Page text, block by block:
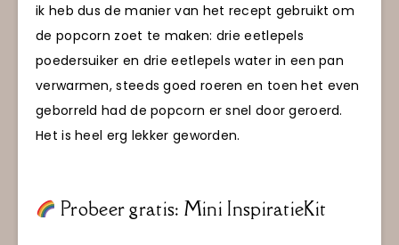
ik heb dus de manier van het recept gebruikt om
de popcorn zoet te maken: drie eetlepels
poedersuiker en drie eetlepels water in een pan
verwarmen, steeds goed roeren en toen het even
geborreld had de popcorn er snel door geroerd.
Het is heel erg lekker geworden.
Probeer gratis: Mini InspiratieKit